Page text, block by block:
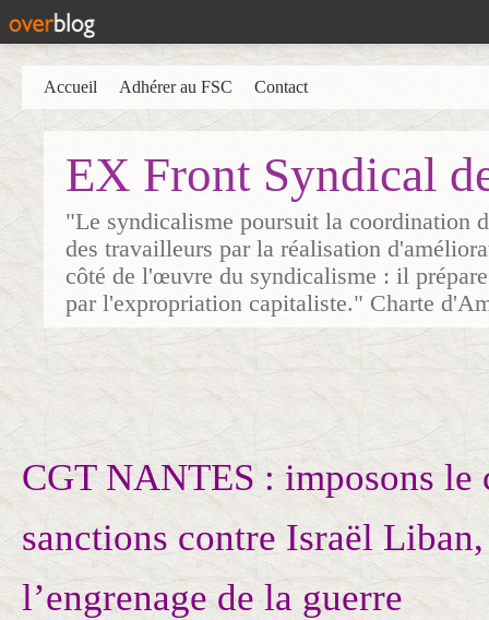
EX Front Syndical
"Le syndicalisme poursuit la coordination
des travailleurs par la réalisation
côté de l'œuvre du syndicalisme : il
par l'expropriation capitaliste." Charte
Accueil Adhérer au FSC Contact
CGT NANTES : imposons le
sanctions contre Israël
l’engrenage de la guerre